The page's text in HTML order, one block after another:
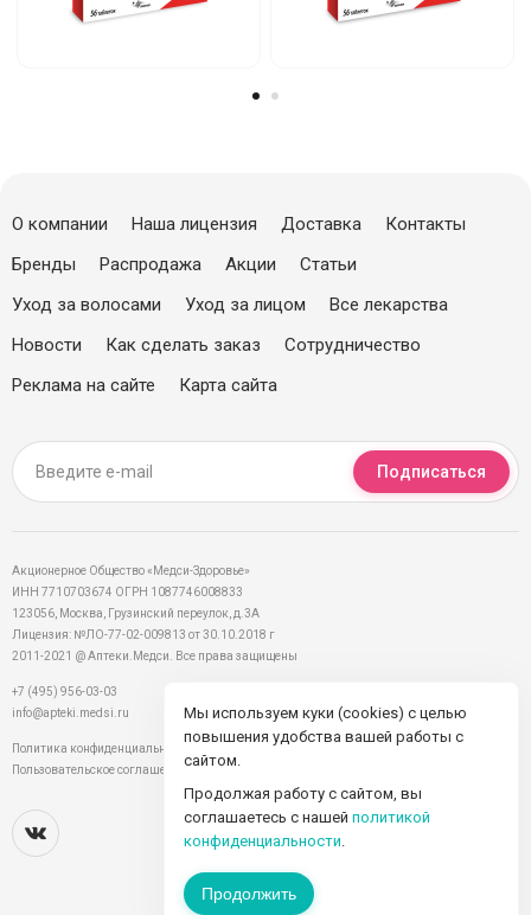
О компании Наша лицензия Доставка
Контакты
Бренды
Распродажа Акции
Статьи
Уход за волосами
Уход за лицом
Все лекарства
Новости
Как сделать заказ
Сотрудничество
Реклама на сайте
Карта сайта
Подписаться
Акционерное Общество «Медси-Здоровье»
ИНН 7710703674 ОГРН 1087746008833
123056, Москва, Грузинский переулок, д.3А
Лицензия: №ЛО-77-02-009813 от 30.10.2018 г
2011-2021 @ Аптеки.Медси. Все права защищены
+7 (495) 956-03-03
info@apteki.medsi.ru
Политика конфиденциальности
Пользовательское соглашение
Мы используем куки (cookies) с целью
повышения удобства вашей работы с
сайтом.
Продолжая работу с сайтом, вы
соглашаетесь с нашей политикой
конфиденциальности
Продолжить